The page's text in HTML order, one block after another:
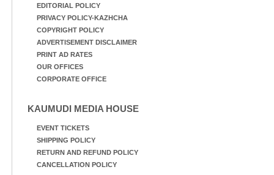
EDITORIAL POLICY
PRIVACY POLICY-KAZHCHA
COPYRIGHT POLICY
ADVERTISEMENT DISCLAIMER
PRINT AD RATES
OUR OFFICES
CORPORATE OFFICE
KAUMUDI MEDIA HOUSE
EVENT TICKETS
SHIPPING POLICY
RETURN AND REFUND POLICY
CANCELLATION POLICY